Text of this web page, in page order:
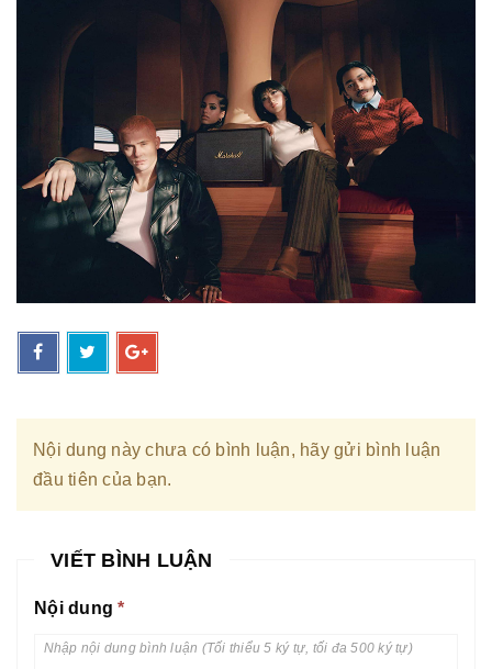
Nội dung này chưa có bình luận, hãy gửi bình luận
đầu tiên của bạn.
VIẾT BÌNH LUẬN
Nội dung*